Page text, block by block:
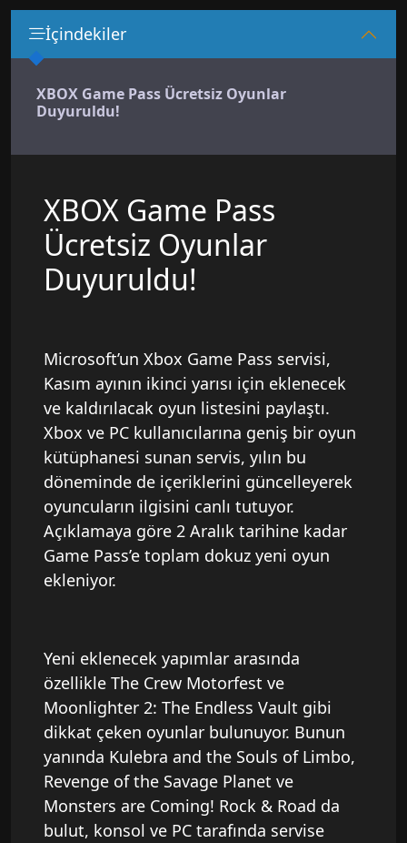
İçindekiler
XBOX Game Pass Ücretsiz Oyunlar
Duyuruldu!
XBOX Game Pass
Ücretsiz Oyunlar
Duyuruldu!
Microsoft’un Xbox Game Pass servisi,
Kasım ayının ikinci yarısı için eklenecek
ve kaldırılacak oyun listesini paylaştı.
Xbox ve PC kullanıcılarına geniş bir oyun
kütüphanesi sunan servis, yılın bu
döneminde de içeriklerini güncelleyerek
oyuncuların ilgisini canlı tutuyor.
Açıklamaya göre 2 Aralık tarihine kadar
Game Pass’e toplam dokuz yeni oyun
ekleniyor.
Yeni eklenecek yapımlar arasında
özellikle The Crew Motorfest ve
Moonlighter 2: The Endless Vault gibi
dikkat çeken oyunlar bulunuyor. Bunun
yanında Kulebra and the Souls of Limbo,
Revenge of the Savage Planet ve
Monsters are Coming! Rock & Road da
bulut, konsol ve PC tarafında servise